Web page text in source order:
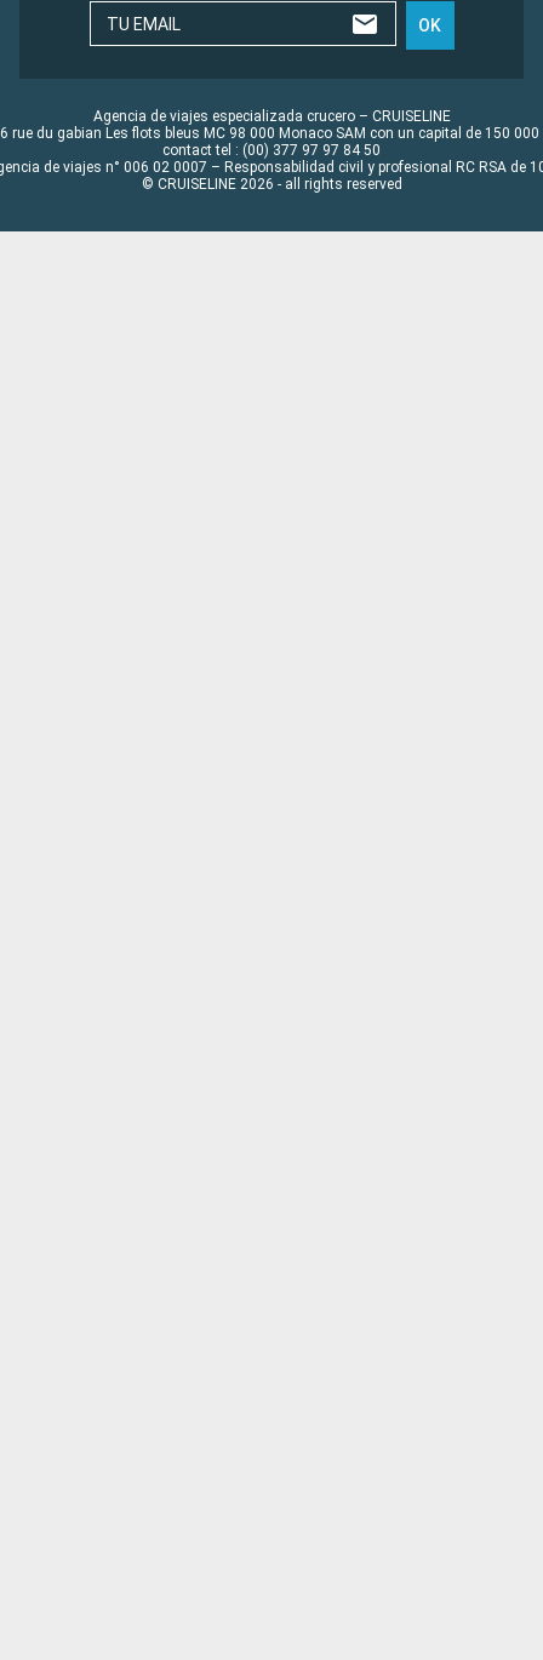
TU EMAIL OK
Agencia de viajes especializada crucero – CRUISELINE
rue du gabian Les flots bleus MC 98 000 Monaco SAM con un capital de 150 000
contact tel : (00) 377 97 97 84 50
de viajes n° 006 02 0007 – Responsabilidad civil y profesional RC RSA de
© CRUISELINE 2026 - all rights reserved